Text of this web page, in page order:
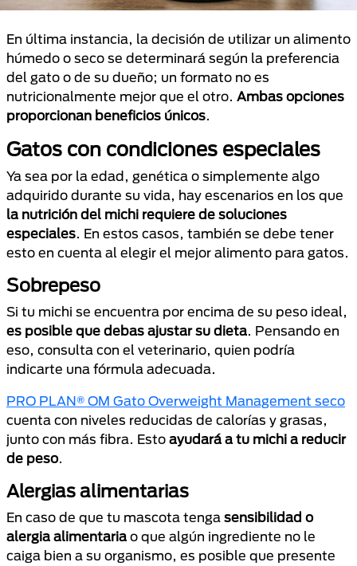
En última instancia, la decisión de utilizar un alimento
húmedo o seco se determinará según la preferencia
del gato o de su dueño; un formato no es
nutricionalmente mejor que el otro. Ambas opciones
proporcionan beneficios únicos.
Gatos con condiciones especiales
Ya sea por la edad, genética o simplemente algo
adquirido durante su vida, hay escenarios en los que
la nutrición del michi requiere de soluciones
especiales. En estos casos, también se debe tener
esto en cuenta al elegir el mejor alimento para gatos.
Sobrepeso
Si tu michi se encuentra por encima de su peso ideal,
es posible que debas ajustar su dieta. Pensando en
eso, consulta con el veterinario, quien podría
indicarte una fórmula adecuada.
PRO PLAN® OM Gato Overweight Management seco
cuenta con niveles reducidas de calorías y grasas,
junto con más fibra. Esto ayudará a tu michi a reducir
de peso.
Alergias alimentarias
En caso de que tu mascota tenga sensibilidad o
alergia alimentaria o que algún ingrediente no le
caiga bien a su organismo, es posible que presente